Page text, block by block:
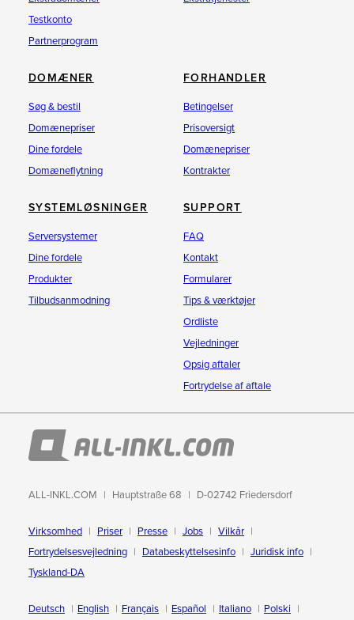
Testkonto
Partnerprogram
DOMÆNER
Søg & bestil
Domænepriser
Dine fordele
Domæneflytning
FORHANDLER
Betingelser
Prisoversigt
Domænepriser
Kontrakter
SYSTEMLØSNINGER
Serversystemer
Dine fordele
Produkter
Tilbudsanmodning
SUPPORT
FAQ
Kontakt
Formularer
Tips & værktøjer
Ordliste
Vejledninger
Opsig aftaler
Fortrydelse af aftale
ALL-INKL.COM Hauptstraße 68 D-02742 Friedersdorf
Virksomhed Priser Presse Jobs
Vilkår
Fortrydelsesvejledning
Databeskyttelsesinfo
Juridisk info
Tyskland-DA
Deutsch English Français Español Italiano Polski